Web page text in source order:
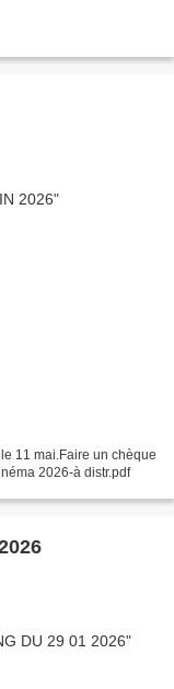
11 mai.Faire un chèque
GIVERNY Cinéma 2026-à distr.pdf